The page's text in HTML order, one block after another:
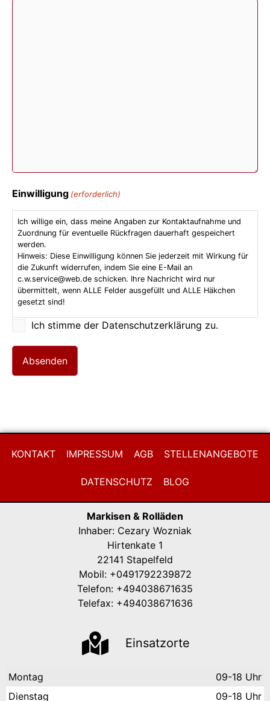
Einwilligung (erforderlich)
Ich willige ein, dass meine Angaben zur Kontaktaufnahme und
Zuordnung für eventuelle Rückfragen dauerhaft gespeichert
werden.
Hinweis: Diese Einwilligung können Sie jederzeit mit Wirkung für
die Zukunft widerrufen, indem Sie eine E-Mail an
c.w.service@web.de schicken. Ihre Nachricht wird nur
übermittelt, wenn ALLE Felder ausgefüllt und ALLE Häkchen
gesetzt sind!
Ich stimme der Datenschutzerklärung zu.
KONTAKT IMPRESSUM AGB STELLENANGEBOTE
DATENSCHUTZ BLOG
Markisen & Rolläden
Inhaber: Cezary Wozniak
Hirtenkate 1
22141 Stapelfeld
Mobil: +0491792239872
Telefon: +494038671635
Telefax: +494038671636
Einsatzorte
Montag
09-18 Uhr
Dienstag
09-18 Uhr